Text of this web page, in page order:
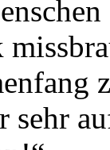
sehr